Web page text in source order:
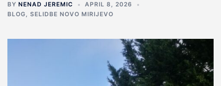
BY NENAD JEREMIC
APRIL 8, 2026
BLOG, SELIDBE NOVO MIRIJEVO